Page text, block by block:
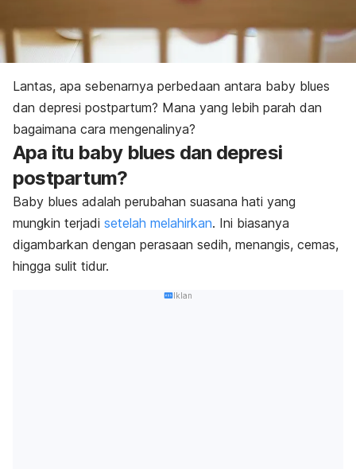
Lantas, apa sebenarnya perbedaan antara baby blues
dan depresi postpartum? Mana yang lebih parah dan
bagaimana cara mengenalinya?
Apa itu baby blues dan depresi
postpartum?
Baby blues adalah perubahan suasana hati yang
mungkin terjadi setelah melahirkan. Ini biasanya
digambarkan dengan perasaan sedih, menangis, cemas,
hingga sulit tidur.
Iklan